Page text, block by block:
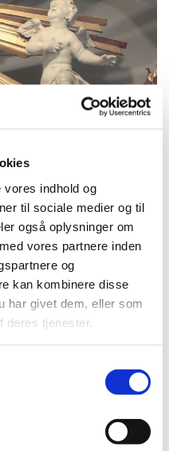
indhold og
til sociale medier og til
også oplysninger om
vores partnere inden
og
kan kombinere disse
har givet dem, eller som
deres tjenester.
kl. 10:00
Allé
C